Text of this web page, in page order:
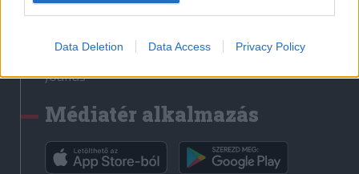
Data Deletion Data Access Privacy Policy
Főtér
Rádió GaGa
Jóállás
Médiatér alkalmazás